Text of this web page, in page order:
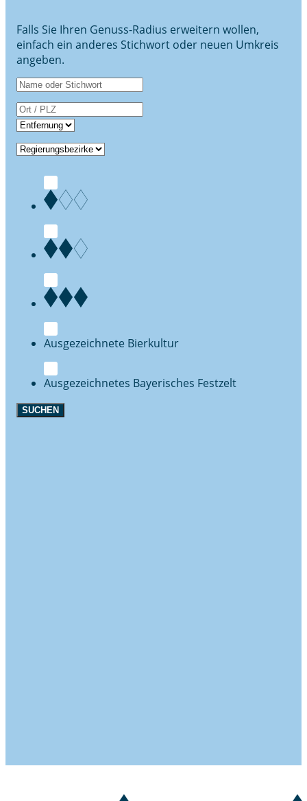
Falls Sie Ihren Genuss-Radius erweitern wollen,
einfach ein anderes Stichwort oder neuen Umkreis
angeben.
Bierkultur
Festzelt
SUCHEN